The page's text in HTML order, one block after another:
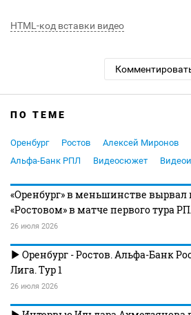
HTML-код вставки видео
ПО ТЕМЕ
Оренбург Ростов Алексей Миронов
Альфа-Банк РПЛ
Видеосюжет
«Оренбург» в меньшинстве вырвал
«Ростовом» в матче первого тура
26 июля 2026
Оренбург - Ростов. Альфа-Банк
Лига. Тур 1
26 июля 2026